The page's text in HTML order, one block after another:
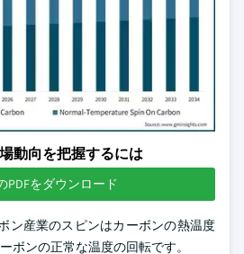
動向を把握するには
PDFをダウンロード
ン産業のスピンはカーボンの熱温度
ボンの正常な温度の回転です。